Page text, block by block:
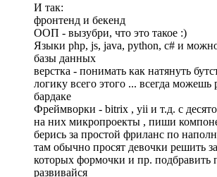
И так:
фронтенд и бекенд
ООП - вызубри, что это такое :)
Языки php, js, java, python, c# и
базы данных
верстка - понимать как натянуть
логику всего этого ... всегда можешь
бардаке
Фреймворки - bitrix , yii и т.д. с
на них микропроекты , пиши
берись за простой фриланс по
там обычно просят девочки решить
которых формочки и пр. подбравить
развивайся